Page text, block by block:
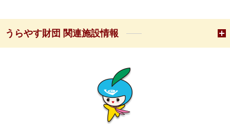
うらやす財団 関連施設情報